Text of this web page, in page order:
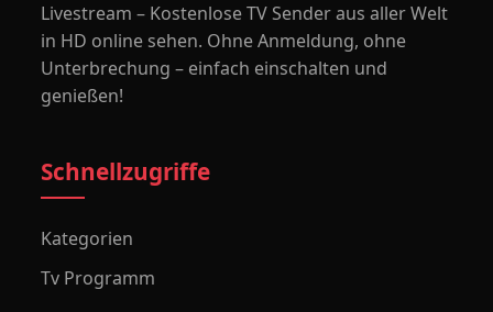
Livestream – Kostenlose TV Sender aus aller Welt
in HD online sehen. Ohne Anmeldung, ohne
Unterbrechung – einfach einschalten und
genießen!
Schnellzugriffe
Kategorien
Tv Programm